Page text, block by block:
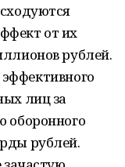
от их
рублей.
эффективного
лиц за
оборонного
рублей.